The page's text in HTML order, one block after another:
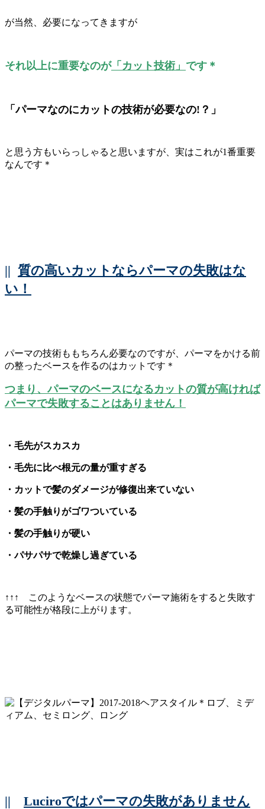
が当然、必要になってきますが
それ以上に重要なのが「カット技術」 です＊
「パーマなのにカットの技術が必要なの!？」
と思う方もいらっしゃると思いますが、実はこれが1番重要
なんです＊
|| 質の高いカットならパーマの失敗はな
い！
パーマの技術ももちろん必要なのですが、パーマをかける前
の整ったベースを作るのはカットです＊
つまり、パーマのベースになるカットの質が高ければ
パーマで失敗することはありません！
・毛先がスカスカ
・毛先に比べ根元の量が重すぎる
・カットで髪のダメージが修復出来ていない
・髪の手触りがゴワついている
・髪の手触りが硬い
・パサパサで乾燥し過ぎている
↑↑↑ このようなベースの状態でパーマ施術をすると失敗す
る可能性が格段に上がります。
|| Luciroではパーマの失敗がありません